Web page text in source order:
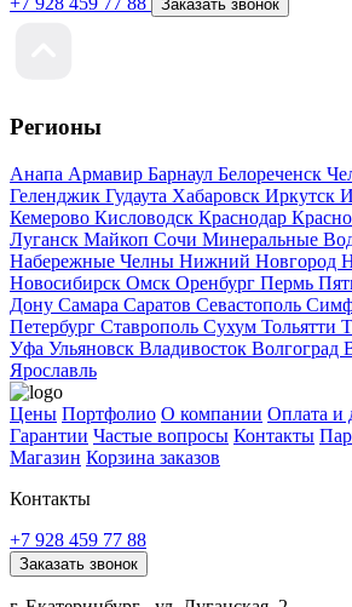
Заказать звонок
Регионы
Анапа Армавир Барнаул Белореченск
Геленджик Гудаута Хабаровск Иркутск
Кемерово Кисловодск Краснодар
Луганск Майкоп Сочи Минеральные
Набережные Челны Нижний Новгород
Новосибирск Омск Оренбург Пермь
Дону Самара Саратов Севастополь
Петербург Ставрополь Сухум Тольятти
Уфа Ульяновск Владивосток Волгоград
Ярославль
Цены Портфолио О компании Оплата и
Гарантии Частые вопросы Контакты
Магазин Корзина заказов
Контакты
+7 928 459 77 88
Заказать звонок